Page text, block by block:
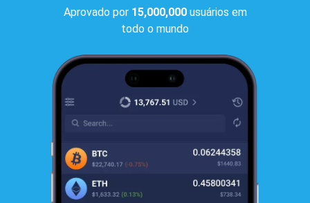
Aprovado por 15,000,000usuários em
todo o mundo